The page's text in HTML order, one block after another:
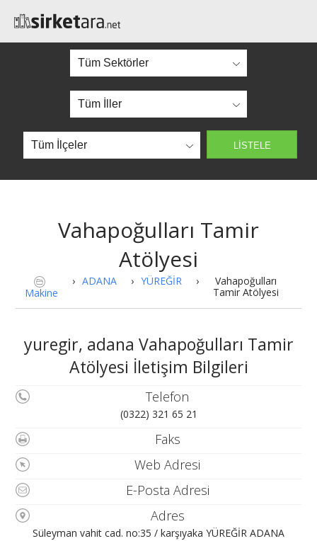
Vahapoğulları Tamir
Atölyesi
Makine
› ADANA › YÜREĞİR ›
Vahapoğulları
Tamir Atölyesi
yuregir, adana Vahapoğulları Tamir
Atölyesi İletişim Bilgileri
Telefon
(0322) 321 65 21
Faks
Web Adresi
E-Posta Adresi
Adres
Süleyman vahit cad. no:35 / karşıyaka YÜREĞİR ADANA